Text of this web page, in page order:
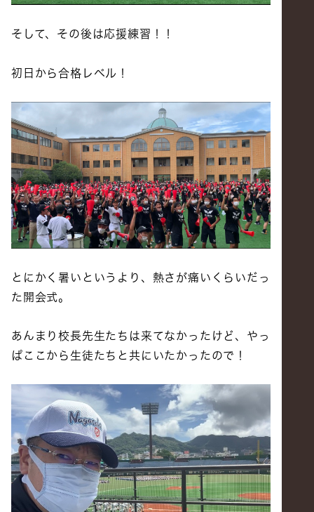
そして、その後は応援練習！！
初日から合格レベル！
とにかく暑いというより、熱さが痛いくらいだっ
た開会式。
あんまり校長先生たちは来てなかったけど、やっ
ぱここから生徒たちと共にいたかったので！